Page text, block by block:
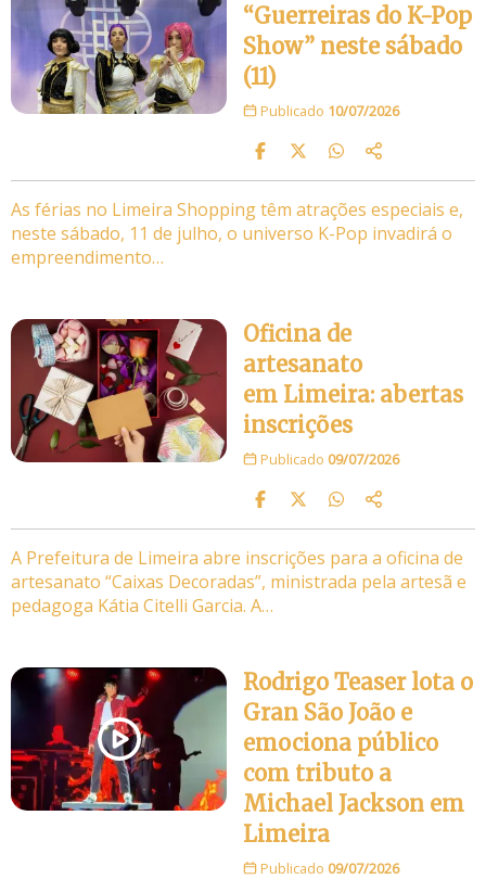
“Guerreiras do K-Pop
Show” neste sábado
(11)
Publicado 10/07/2026
As férias no Limeira Shopping têm atrações especiais e,
neste sábado, 11 de julho, o universo K-Pop invadirá o
empreendimento…
Oficina de
artesanato
em Limeira: abertas
inscrições
Publicado 09/07/2026
A Prefeitura de Limeira abre inscrições para a oficina de
artesanato “Caixas Decoradas”, ministrada pela artesã e
pedagoga Kátia Citelli Garcia. A…
Rodrigo Teaser lota o
Gran São João e
emociona público
com tributo a
Michael Jackson em
Limeira
Publicado 09/07/2026